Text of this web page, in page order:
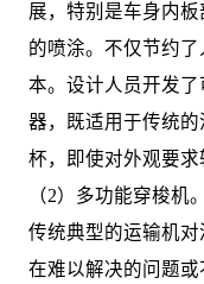
展，特别是车身内
的喷涂。不仅节约
本。设计人员开发
器，既适用于传统
杯，即使对外观要求
（2）多功能穿梭机。
传统典型的运输机
在难以解决的问题